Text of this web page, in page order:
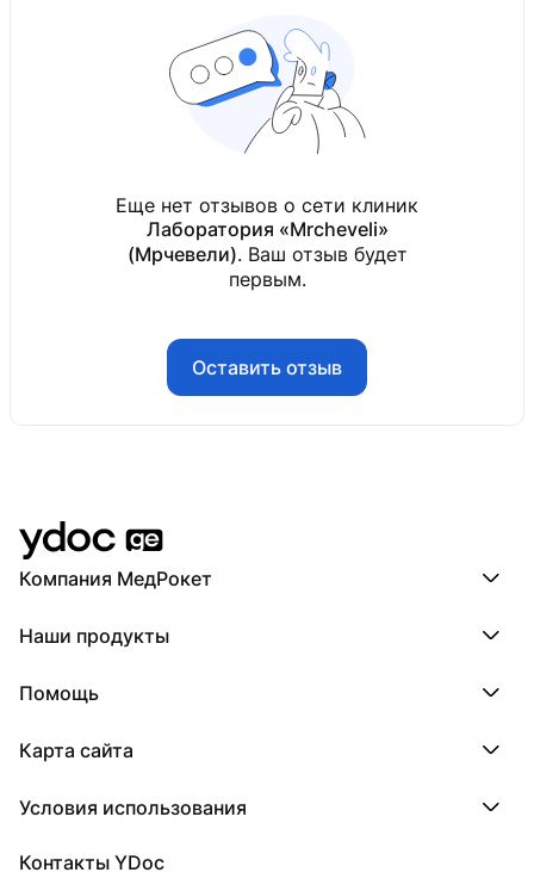
Еще нет отзывов о сети клиник
Лаборатория «Mrcheveli»
(Мрчевели). Ваш отзыв будет
первым.
Оставить отзыв
Компания МедРокет
О YDoc
Наши продукты
ПроТаблетки
МедТочка
Помощь
Регистрация врача
Карта сайта
Регионы
Клиники
Условия использования
Обработка персональных данных
Контакты YDoc